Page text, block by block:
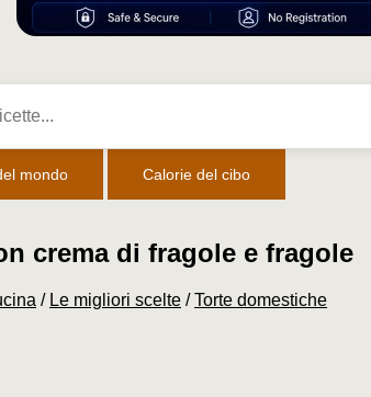
mondo Calorie del cibo
crema di fragole e fragole
/ Le migliori scelte /Torte domestiche